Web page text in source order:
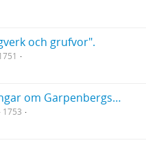
och grufvor".
"Garpenbergiana". Anteckningar om Garpenbergs kopparverk.
1753